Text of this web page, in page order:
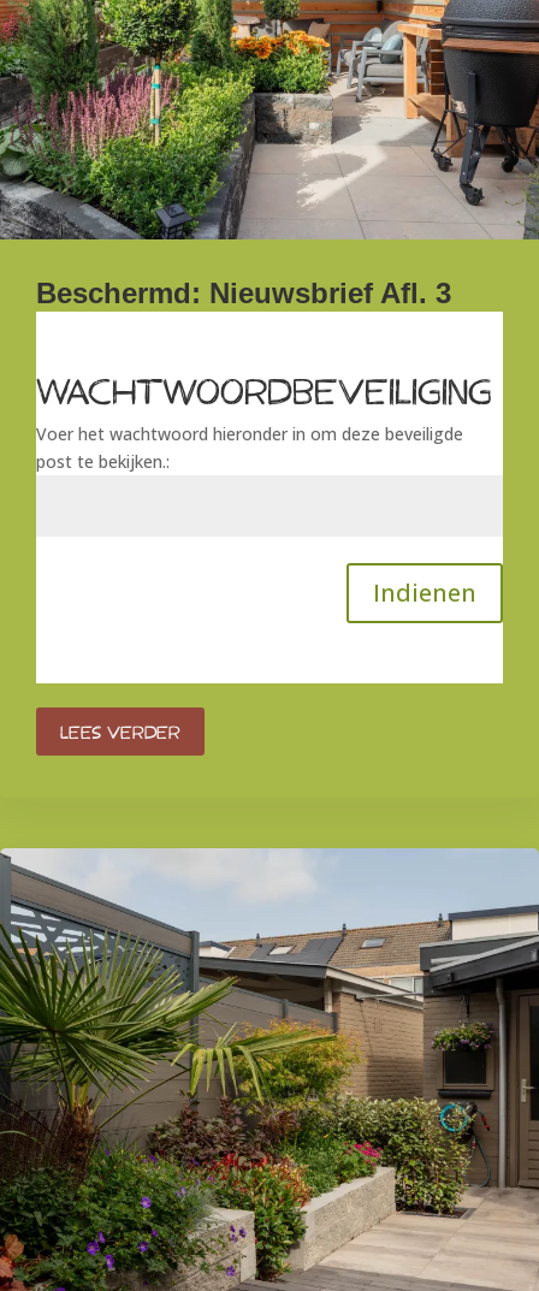
Beschermd: Nieuwsbrief Afl. 3
Wachtwoordbeveiliging
Voer het wachtwoord hieronder in om deze beveiligde
post te bekijken.:
Indienen
Lees verder